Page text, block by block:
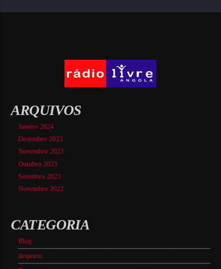
ARQUIVOS
Janeiro 2024
Dezembro 2023
Novembro 2023
Outubro 2023
Setembro 2023
Novembro 2022
CATEGORIA
Blog
desporto